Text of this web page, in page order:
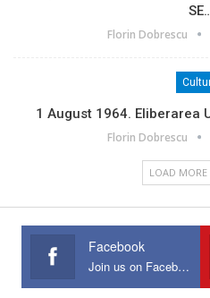
Florin Dobrescu
1 August 1964. Eliberarea
Florin Dobrescu
LOAD MORE
Facebook
Join us on Facebook